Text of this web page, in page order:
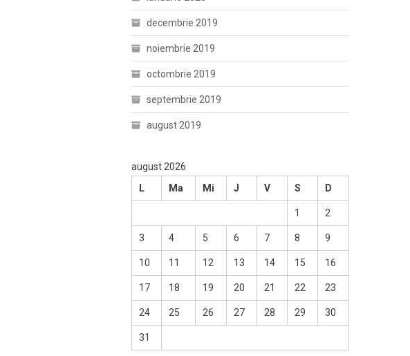
decembrie 2019
noiembrie 2019
octombrie 2019
septembrie 2019
august 2019
august 2026
L
Ma Mi J V S D
1 2
3 4 5 6 7 8 9
10 11 12 13 14 15 16
17 18 19 20 21 22 23
24 25 26 27 28 29 30
31